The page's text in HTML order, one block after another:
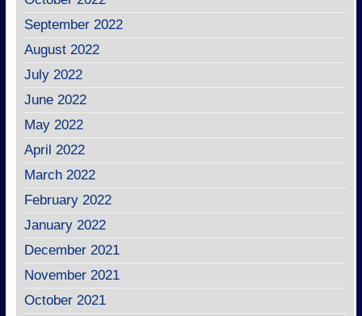
September 2022
August 2022
July 2022
June 2022
May 2022
April 2022
March 2022
February 2022
January 2022
December 2021
November 2021
October 2021